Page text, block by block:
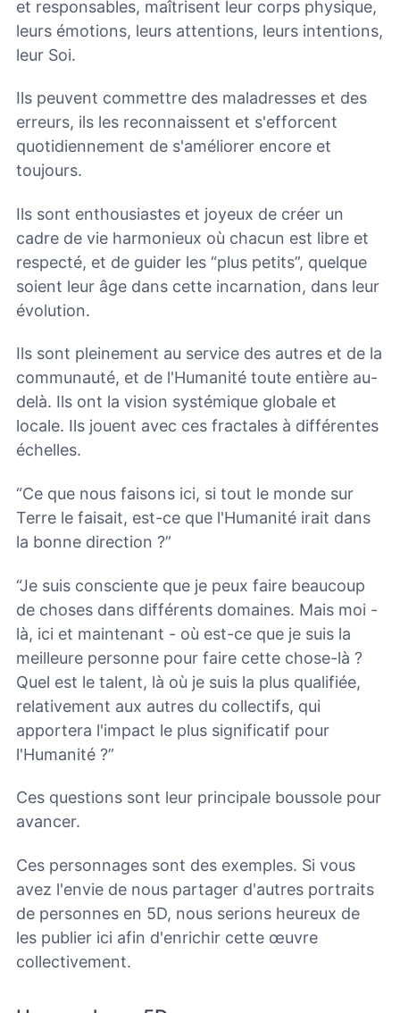
et responsables, maîtrisent leur corps physique,
leurs émotions, leurs attentions, leurs intentions,
leur Soi.
Ils peuvent commettre des maladresses et des
erreurs, ils les reconnaissent et s'efforcent
quotidiennement de s'améliorer encore et
toujours.
Ils sont enthousiastes et joyeux de créer un
cadre de vie harmonieux où chacun est libre et
respecté, et de guider les “plus petits”, quelque
soient leur âge dans cette incarnation, dans leur
évolution.
Ils sont pleinement au service des autres et de la
communauté, et de l'Humanité toute entière au-
delà. Ils ont la vision systémique globale et
locale. Ils jouent avec ces fractales à différentes
échelles.
“Ce que nous faisons ici, si tout le monde sur
Terre le faisait, est-ce que l'Humanité irait dans
la bonne direction ?”
“Je suis consciente que je peux faire beaucoup
de choses dans différents domaines. Mais moi -
là, ici et maintenant - où est-ce que je suis la
meilleure personne pour faire cette chose-là ?
Quel est le talent, là où je suis la plus qualifiée,
relativement aux autres du collectifs, qui
apportera l'impact le plus significatif pour
l'Humanité ?”
Ces questions sont leur principale boussole pour
avancer.
Ces personnages sont des exemples. Si vous
avez l'envie de nous partager d'autres portraits
de personnes en 5D, nous serions heureux de
les publier ici afin d'enrichir cette œuvre
collectivement.